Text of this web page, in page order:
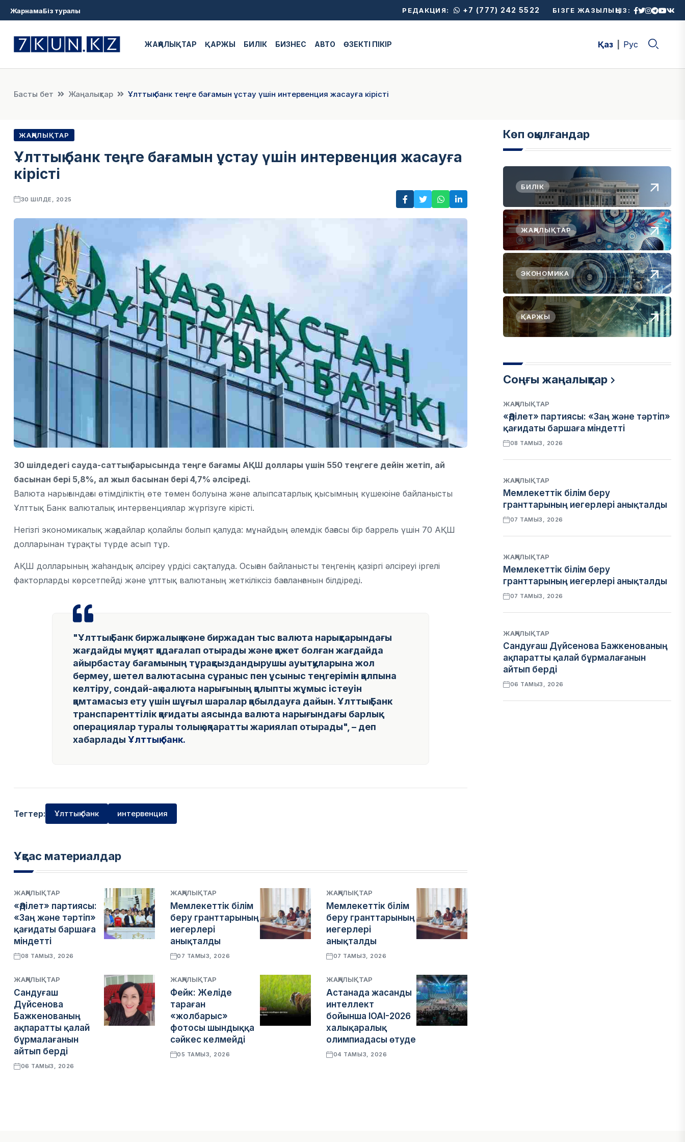
ЖарнамаБіз туралы РЕДАКЦИЯ: +7 (777) 242 5522 БІЗГЕ ЖАЗЫЛЫҢЫЗ:
ЖАҢАЛЫҚТАР ҚАРЖЫ БИЛІК БИЗНЕС АВТО ӨЗЕКТІ ПІКІР Қаз Рус
Басты бет Жаңалықтар Ұлттық банк теңге бағамын ұстау үшін интервенция жасауға кірісті
ЖАҢАЛЫҚТАР
Ұлттық банк теңге бағамын ұстау үшін интервенция жасауға
кірісті
30 ШІЛДЕ, 2025
30 шілдедегі сауда-саттық барысында теңге бағамы АҚШ доллары үшін 550 теңгеге дейін жетіп, ай
басынан бері 5,8%, ал жыл басынан бері 4,7% әлсіреді.
Валюта нарығындағы өтімділіктің өте төмен болуына және алыпсатарлық қысымның күшеюіне байланысты
Ұлттық Банк валюталық интервенциялар жүргізуге кірісті.
Негізгі экономикалық жағдайлар қолайлы болып қалуда: мұнайдың әлемдік бағасы бір баррель үшін 70 АҚШ
долларынан тұрақты түрде асып тұр.
АҚШ долларының жаһандық әлсіреу үрдісі сақталуда. Осыған байланысты теңгенің қазіргі әлсіреуі іргелі
факторларды көрсетпейді және ұлттық валютаның жеткіліксіз бағаланғанын білдіреді.
"Ұлттық Банк биржалық және биржадан тыс валюта нарықтарындағы
жағдайды мұқият қадағалап отырады және қажет болған жағдайда
айырбастау бағамының тұрақсыздандырушы ауытқуларына жол
бермеу, шетел валютасына сұраныс пен ұсыныс теңгерімін қалпына
келтіру, сондай-ақ валюта нарығының қалыпты жұмыс істеуін
қамтамасыз ету үшін шұғыл шаралар қабылдауға дайын. Ұлттық Банк
транспаренттілік қағидаты аясында валюта нарығындағы барлық
операциялар туралы толық ақпаратты жариялап отырады", – деп
хабарлады Ұлттық банк.
Тегтер: Ұлттық банк интервенция
Ұқсас материалдар
ЖАҢАЛЫҚТАР
«Әділет» партиясы:
«Заң және тәртіп»
қағидаты баршаға
міндетті
08 ТАМЫЗ, 2026
ЖАҢАЛЫҚТАР
Мемлекеттік білім
беру гранттарының
иегерлері
анықталды
07 ТАМЫЗ, 2026
ЖАҢАЛЫҚТАР
Мемлекеттік білім
беру гранттарының
иегерлері
анықталды
07 ТАМЫЗ, 2026
ЖАҢАЛЫҚТАР
Сандуғаш
Дүйсенова
Бажкенованың
ақпаратты қалай
бұрмалағанын
айтып берді
06 ТАМЫЗ, 2026
ЖАҢАЛЫҚТАР
Фейк: Желіде
тараған
«жолбарыс»
фотосы шындыққа
сәйкес келмейді
05 ТАМЫЗ, 2026
ЖАҢАЛЫҚТАР
Астанада жасанды
интеллект
бойынша IOAI-2026
халықаралық
олимпиадасы өтуде
04 ТАМЫЗ, 2026
Көп оқылғандар
БИЛІК
ЖАҢАЛЫҚТАР
ЭКОНОМИКА
ҚАРЖЫ
Соңғы жаңалықтар
ЖАҢАЛЫҚТАР
«Әділет» партиясы: «Заң және тәртіп»
қағидаты баршаға міндетті
08 ТАМЫЗ, 2026
ЖАҢАЛЫҚТАР
Мемлекеттік білім беру
гранттарының иегерлері анықталды
07 ТАМЫЗ, 2026
ЖАҢАЛЫҚТАР
Мемлекеттік білім беру
гранттарының иегерлері анықталды
07 ТАМЫЗ, 2026
ЖАҢАЛЫҚТАР
Сандуғаш Дүйсенова Бажкенованың
ақпаратты қалай бұрмалағанын
айтып берді
06 ТАМЫЗ, 2026